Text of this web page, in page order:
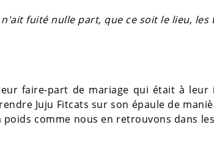
fuité nulle part, que ce soit le lieu, les
faire-part de mariage qui était à leur
Juju Fitcats sur son épaule de
comme nous en retrouvons dans